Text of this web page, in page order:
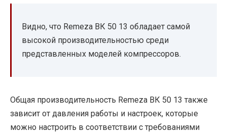
Видно, что Remeza ВК 50 13 обладает самой
высокой производительностью среди
представленных моделей компрессоров.
Общая производительность Remeza ВК 50 13 также
зависит от давления работы и настроек, которые
можно настроить в соответствии с требованиями